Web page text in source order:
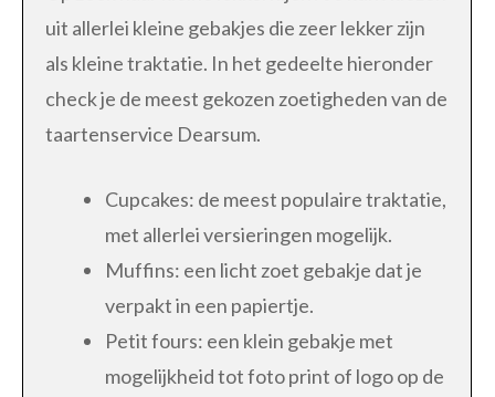
uit allerlei kleine gebakjes die zeer lekker zijn
als kleine traktatie. In het gedeelte hieronder
check je de meest gekozen zoetigheden van de
taartenservice Dearsum.
Cupcakes: de meest populaire traktatie,
met allerlei versieringen mogelijk.
Muffins: een licht zoet gebakje dat je
verpakt in een papiertje.
Petit fours: een klein gebakje met
mogelijkheid tot foto print of logo op de